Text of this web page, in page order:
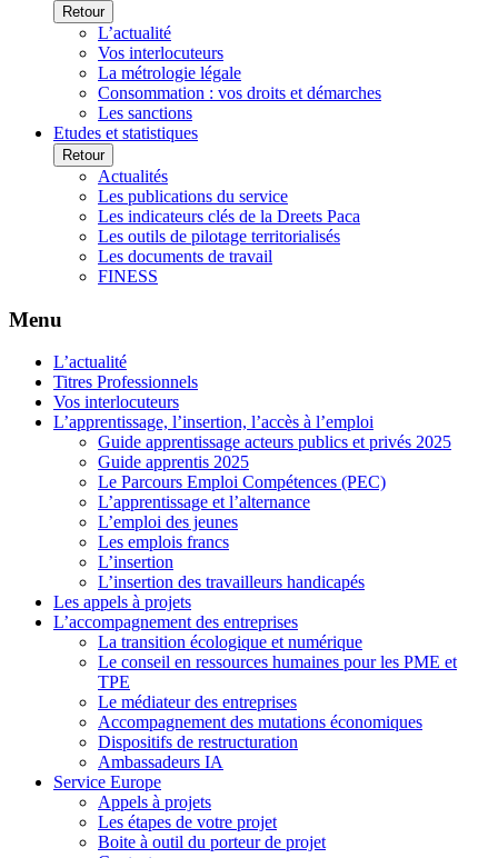
Retour
L’actualité
Vos interlocuteurs
La métrologie légale
Consommation : vos droits et démarches
Les sanctions
Etudes et statistiques
Retour
Actualités
Les publications du service
Les indicateurs clés de la Dreets Paca
Les outils de pilotage territorialisés
Les documents de travail
FINESS
Menu
L’actualité
Titres Professionnels
Vos interlocuteurs
L’apprentissage, l’insertion, l’accès à l’emploi
Guide apprentissage acteurs publics et privés 2025
Guide apprentis 2025
Le Parcours Emploi Compétences (PEC)
L’apprentissage et l’alternance
L’emploi des jeunes
Les emplois francs
L’insertion
L’insertion des travailleurs handicapés
Les appels à projets
L’accompagnement des entreprises
La transition écologique et numérique
Le conseil en ressources humaines pour les PME et
TPE
Le médiateur des entreprises
Accompagnement des mutations économiques
Dispositifs de restructuration
Ambassadeurs IA
Service Europe
Appels à projets
Les étapes de votre projet
Boite à outil du porteur de projet